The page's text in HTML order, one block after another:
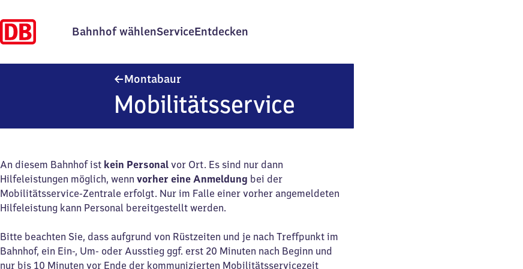
Bahnhof wählenServiceEntdecken
Montabaur
Mobilitätsservice
An diesem Bahnhof ist kein Personal vor Ort. Es sind nur dann
Hilfeleistungen möglich, wenn vorher eine Anmeldung bei der
Mobilitätsservice-Zentrale erfolgt. Nur im Falle einer vorher angemeldeten
Hilfeleistung kann Personal bereitgestellt werden.
Bitte beachten Sie, dass aufgrund von Rüstzeiten und je nach Treffpunkt im
Bahnhof, ein Ein-, Um- oder Ausstieg ggf. erst 20 Minuten nach Beginn und
nur bis 10 Minuten vor Ende der kommunizierten Mobilitätsservicezeit